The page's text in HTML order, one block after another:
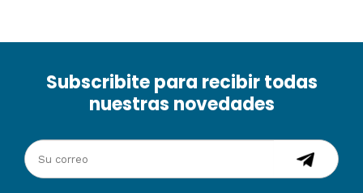
Subscribite para recibir todas
nuestras novedades